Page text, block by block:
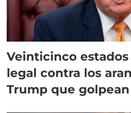
Veinticinco
legal contra los
Trump que